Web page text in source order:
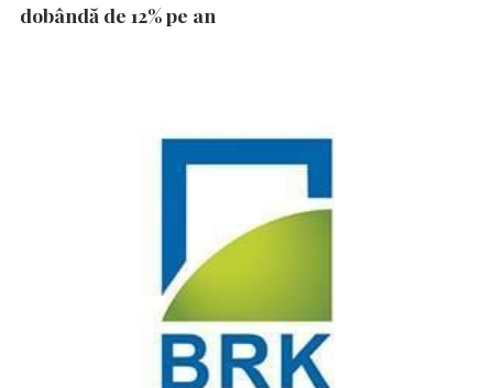
dobândă de 12% pe an